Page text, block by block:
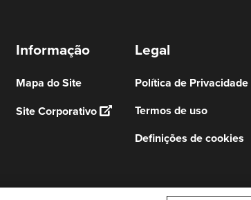
Informação
Mapa do Site
Site Corporativo
Legal
Política de Privacidade
Termos de uso
Definições de cookies